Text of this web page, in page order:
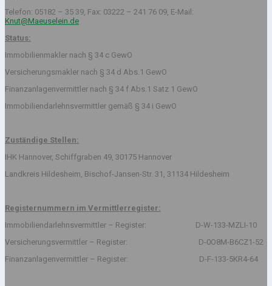
Telefon: 05182 – 35 39, Fax: 03222 – 241 76 09, E-Mail:
Knut@Maeuselein.de
Status:
Immobilienmakler nach § 34 c GewO
Versicherungsmakler nach § 34 d Abs.1 GewO
Finanzanlagenvermittler nach § 34 f Abs.1 Satz 1 GewO
Immobiliendarlehnsvermittler gemäß § 34 i GewO
Zuständige Stellen:
IHK Hannover, Schiffgraben 49, 30175 Hannover
Landkreis Hildesheim, Bischof-Jansen-Str. 31, 31134 Hildesheim
Registernummern im Vermittlerregister:
Immobiliendarlehnsvermittler – Register: D-W-133-MZLI-10
Versicherungsvermittler – Register: D-0O8M-B6CZ1-52
Finanzanlagenvermittler – Register: D-F-133-5KR4-64